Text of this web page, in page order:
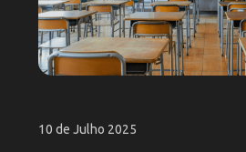
10 de Julho 2025